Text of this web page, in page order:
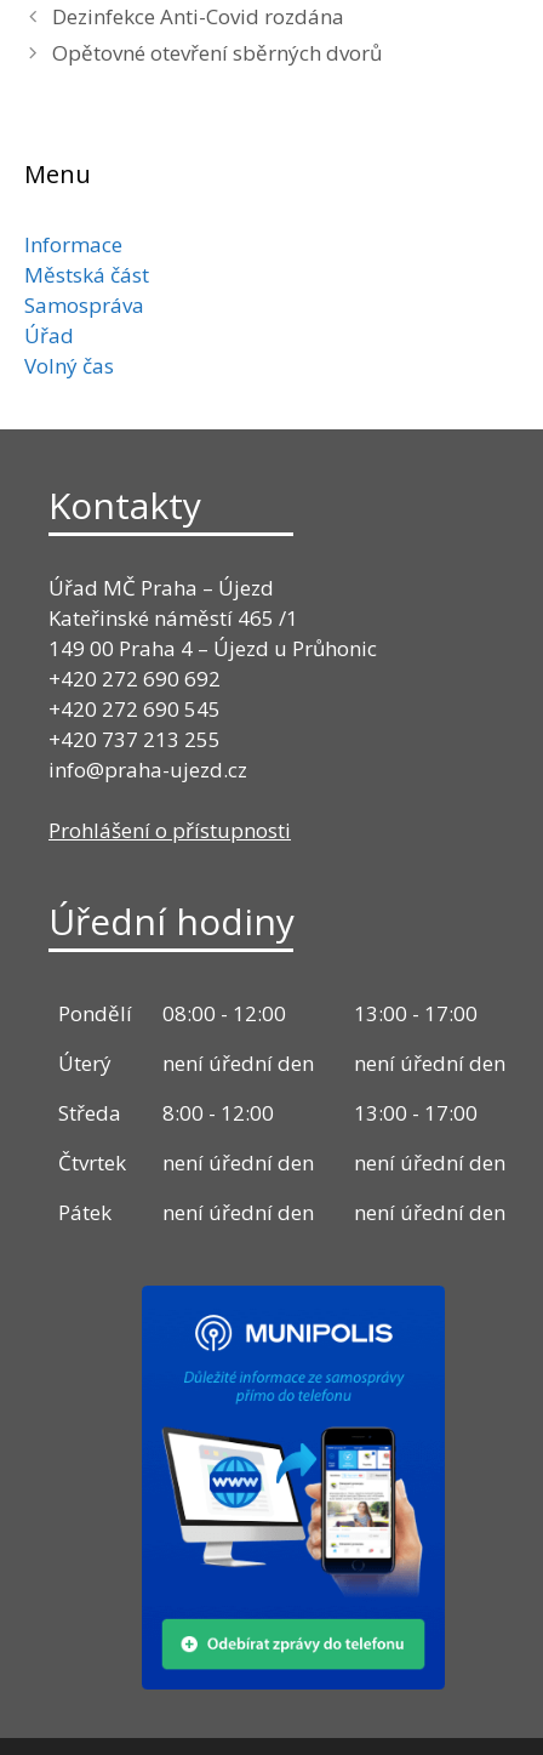
Dezinfekce Anti-Covid rozdána
Opětovné otevření sběrných dvorů
Menu
Informace
Městská část
Samospráva
Úřad
Volný čas
Kontakty
Úřad MČ Praha – Újezd
Kateřinské náměstí 465 /1
149 00 Praha 4 – Újezd u Průhonic
+420 272 690 692
+420 272 690 545
+420 737 213 255
info@praha-ujezd.cz
Prohlášení o přístupnosti
Úřední hodiny
Pondělí 08:00 - 12:00
13:00 - 17:00
Úterý
není úřední den
není úřední den
Středa
8:00 - 12:00
13:00 - 17:00
Čtvrtek
není úřední den
není úřední den
Pátek
není úřední den není úřední den